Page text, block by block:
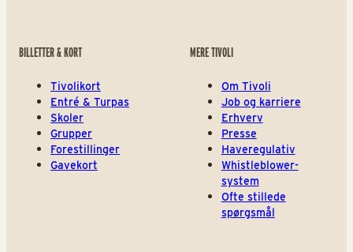
BILLETTER & KORT
Tivolikort
Entré & Turpas
Skoler
Grupper
Forestillinger
Gavekort
MERE TIVOLI
Om Tivoli
Job og karriere
Erhverv
Presse
Haveregulativ
Whistleblower-
system
Ofte stillede
spørgsmål